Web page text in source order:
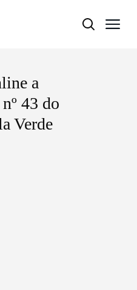
a
43 do
Verde